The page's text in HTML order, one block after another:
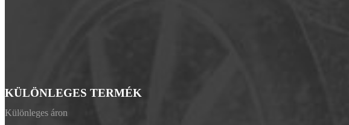
KÜLÖNLEGES TERMÉK
Különleges áron